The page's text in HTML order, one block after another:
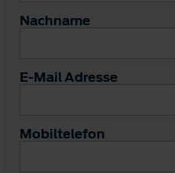
Nachname
E-Mail Adresse
Mobiltelefon